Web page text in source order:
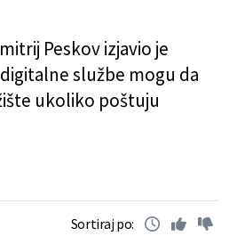
Peskov izjavio je
službe mogu da
ukoliko poštuju
Sortiraj po: